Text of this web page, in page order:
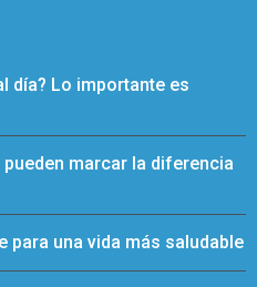
día? Lo importante es
marcar la diferencia
para una vida más saludable